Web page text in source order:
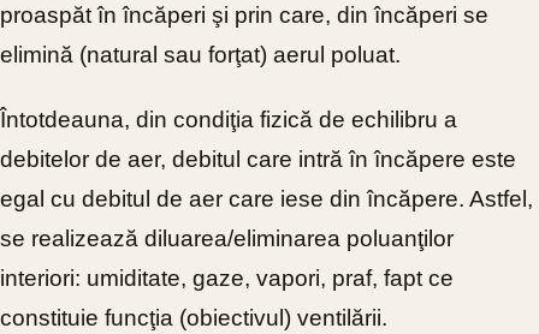
proaspăt în încăperi şi prin care, din încăperi se
elimină (natural sau forţat) aerul poluat.
Întotdeauna, din condiţia fizică de echilibru a
debitelor de aer, debitul care intră în încăpere este
egal cu debitul de aer care iese din încăpere. Astfel,
se realizează diluarea/eliminarea poluanţilor
interiori: umiditate, gaze, vapori, praf, fapt ce
constituie funcţia (obiectivul) ventilării.